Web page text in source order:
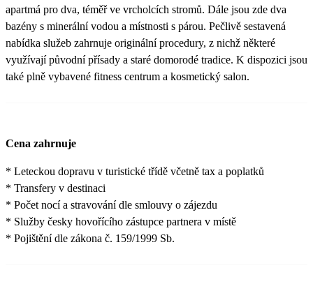
apartmá pro dva, téměř ve vrcholcích stromů. Dále jsou zde dva
bazény s minerální vodou a místnosti s párou. Pečlivě sestavená
nabídka služeb zahrnuje originální procedury, z nichž některé
využívají původní přísady a staré domorodé tradice. K dispozici jsou
také plně vybavené fitness centrum a kosmetický salon.
Cena zahrnuje
* Leteckou dopravu v turistické třídě včetně tax a poplatků
* Transfery v destinaci
* Počet nocí a stravování dle smlouvy o zájezdu
* Služby česky hovořícího zástupce partnera v místě
* Pojištění dle zákona č. 159/1999 Sb.